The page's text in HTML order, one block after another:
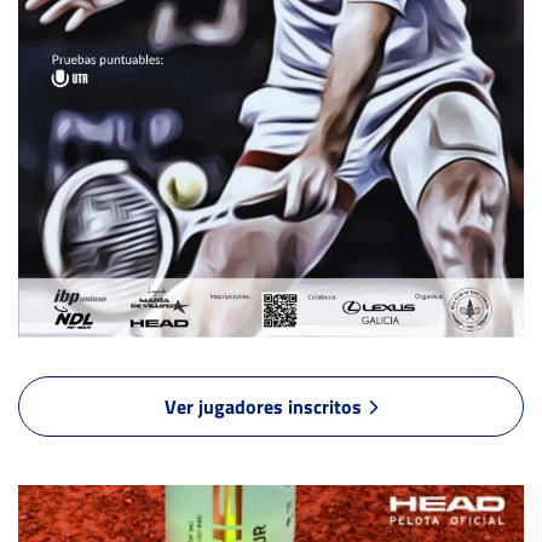
CÉSAR PORRAS, J. 66
PALACIOS PLAZA, H. 01
ALCON PALACIOS, P. 01
CAO PARDAL, D. 66
ALVAREZ MOSTEIRO, J. 44
BASANTA DIAZ, J. 52
SANZ-LLANEZA FERNÁNDEZ, A. 66
ASCANIO TARIFE, E.
-
IGLESIAS MONZON, A.
WO
CUESTA BRET, L.
TRILLO PITA DA VEIGA, B.
Ver jugadores inscritos